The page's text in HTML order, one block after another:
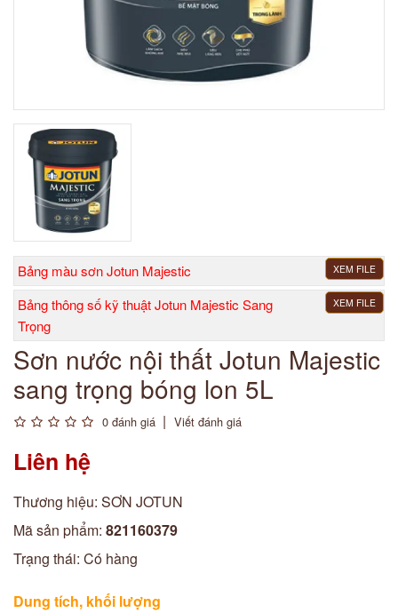
Bảng màu sơn Jotun Majestic XEM FILE
Bảng thông số kỹ thuật Jotun Majestic Sang
Trọng
XEM FILE
Sơn nước nội thất Jotun Majestic
sang trọng bóng lon 5L
0 đánh giá Viết đánh giá
Liên hệ
Thương hiệu: SƠN JOTUN
Mã sản phẩm: 821160379
Trạng thái: Có hàng
Dung tích, khối lượng